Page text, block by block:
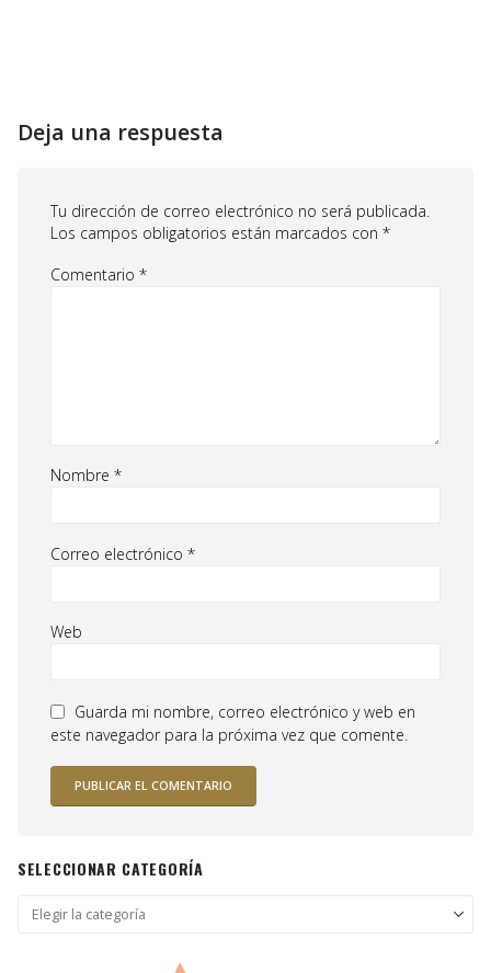
Deja una respuesta
Tu dirección de correo electrónico no será publicada.
Los campos obligatorios están marcados con *
Comentario *
Nombre *
Correo electrónico *
Web
Guarda mi nombre, correo electrónico y web en
este navegador para la próxima vez que comente.
SELECCIONAR CATEGORÍA
Seleccionar
categoría